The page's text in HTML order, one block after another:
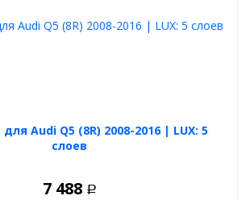
Audi Q5 (8R) 2008-2016 | LUX: 5
слоев
7 488 Р